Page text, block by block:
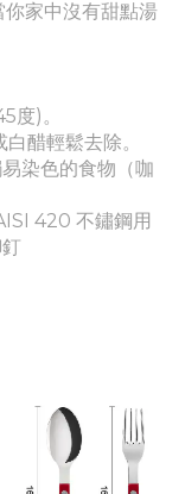
家中沒有甜點湯
度)。
醋輕鬆去除。
染色的食物（咖
420 不鏽鋼用